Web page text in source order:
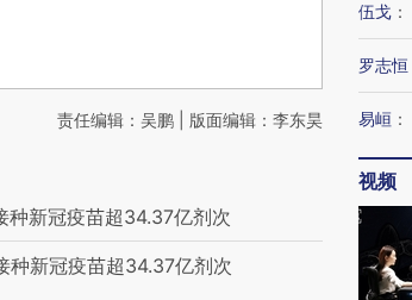
责任编辑：吴鹏 | 版面编辑：李东昊
种新冠疫苗超34.37亿剂次
种新冠疫苗超34.37亿剂次
伍戈 ：
罗志恒
易峘 ：
视频